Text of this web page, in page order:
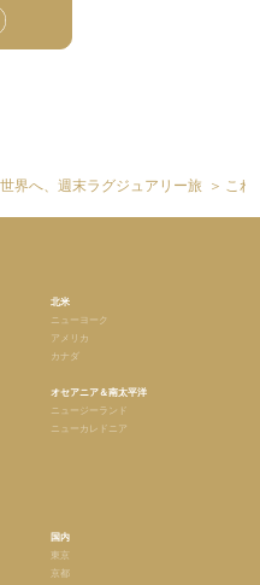
界へ、週末ラグジュアリー旅 これ
北米
ニューヨーク
アメリカ
カナダ
オセアニア＆南太平洋
ニュージーランド
ニューカレドニア
国内
東京
京都